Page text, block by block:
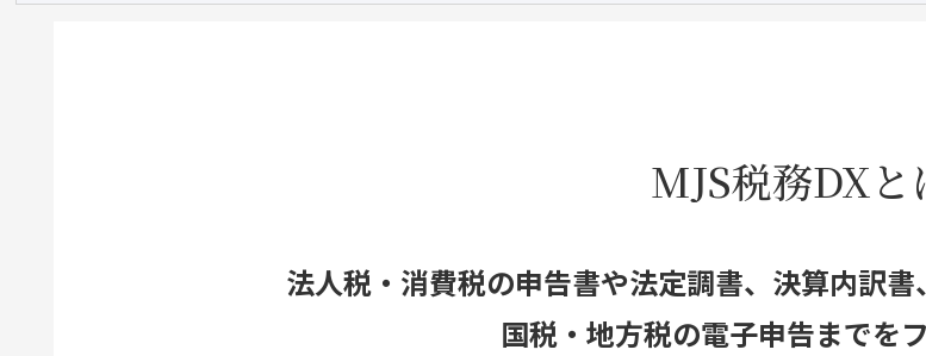
MJS税務DXと
法人税・消費税の申告書や法定調書、決算内訳
国税・地方税の電子申告までを